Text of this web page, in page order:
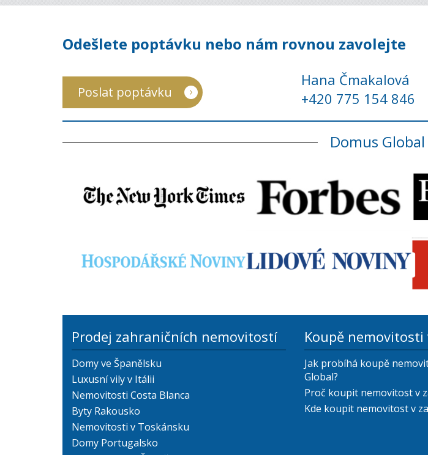
Odešlete poptávku nebo nám rovnou zavolejte
Poslat poptávku
Hana Čmakalová
+420 775 154 846
Domus
Prodej zahraničních nemovitostí
Domy ve Španělsku
Luxusní vily v Itálii
Nemovitosti Costa Blanca
Byty Rakousko
Nemovitosti v Toskánsku
Domy Portugalsko
Koupě
Jak probíhá koupě
Global?
Proč koupit nemovitost v
Kde koupit nemovitost v